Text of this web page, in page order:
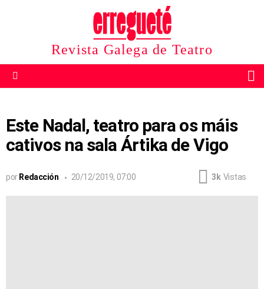
Revista Galega de Teatro
Este Nadal, teatro para os máis
cativos na sala Ártika de Vigo
por Redacción 20/12/2019, 07:00 3k Vistas